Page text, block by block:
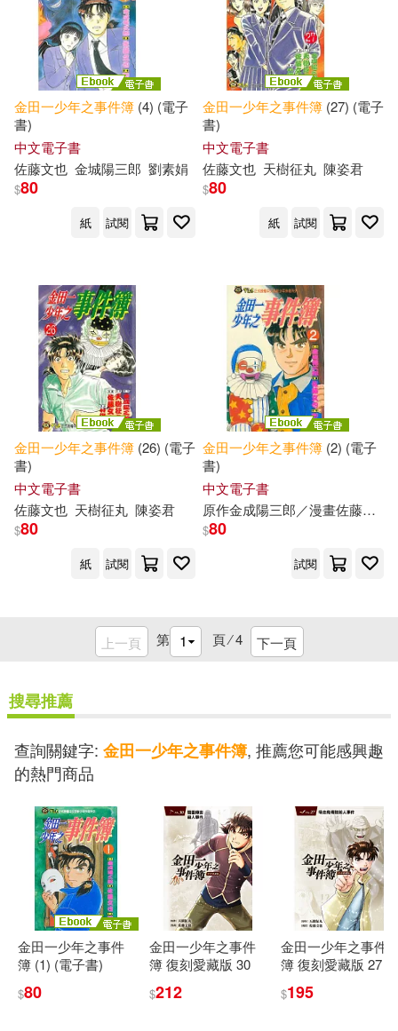
金田一少年之事件簿 (4) (電子
書)
中文電子書
佐藤文也 金城陽三郎 劉素娟
$80
紙 試閱
金田一少年之事件簿 (27) (電子
書)
中文電子書
佐藤文也 天樹征丸 陳姿君
$80
紙 試閱
金田一少年之事件簿 (26) (電子
書)
中文電子書
佐藤文也 天樹征丸 陳姿君
$80
紙 試閱
金田一少年之事件簿 (2) (電子
書)
中文電子書
原作金成陽三郎／漫畫佐藤文也
$80
試閱
上一頁 第 頁 ⁄4 下一頁
搜尋推薦
查詢關鍵字: 金田一少年之事件簿, 推薦您可能感興趣
的熱門商品
金田一少年之事件
簿 (1) (電子書)
$80
金田一少年之事件
簿 復刻愛藏版 30
$212
金田一少年之事件
簿 復刻愛藏版 27
件
$195